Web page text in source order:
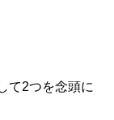
て2つを念頭に